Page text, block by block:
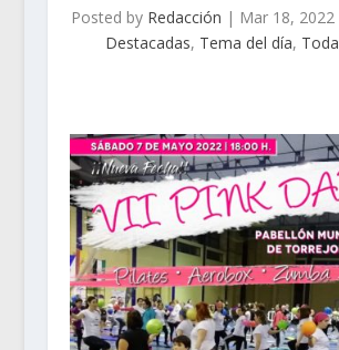
Posted by Redacción | Mar 18, 2022
Destacadas, Tema del día,